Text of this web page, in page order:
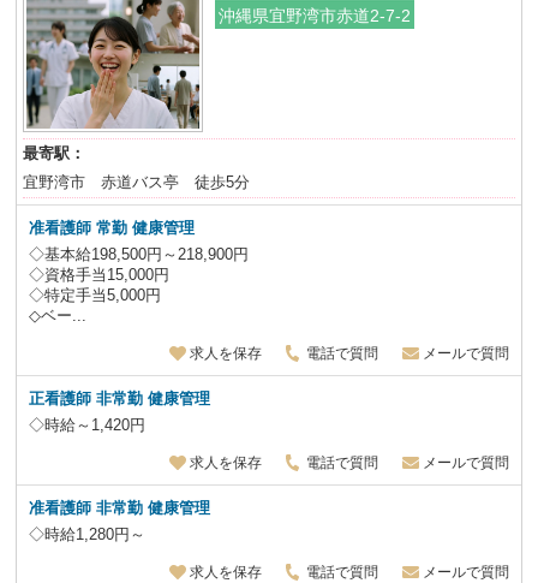
沖縄県宜野湾市赤道2-7-2
最寄駅：
宜野湾市 赤道バス亭 徒歩5分
准看護師 常勤 健康管理
◇基本給198,500円～218,900円
◇資格手当15,000円
◇特定手当5,000円
◇ベー...
求人を保存 電話で質問 メールで質問
正看護師 非常勤 健康管理
◇時給～1,420円
求人を保存 電話で質問 メールで質問
准看護師 非常勤 健康管理
◇時給1,280円～
求人を保存 電話で質問 メールで質問